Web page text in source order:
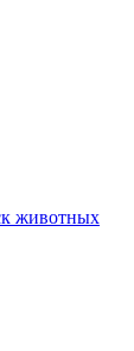
животных